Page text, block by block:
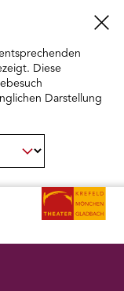
Diese
Darstellung